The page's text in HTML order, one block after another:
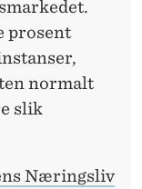
prosent
normalt
slik
Næringsliv